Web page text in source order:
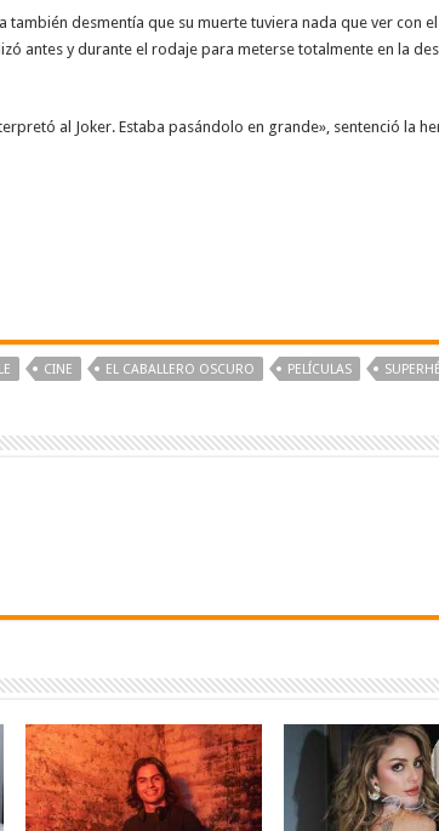
también desmentía que su muerte tuviera nada que ver con
antes y durante el rodaje para meterse totalmente en la
al Joker. Estaba pasándolo en grande», sentenció la
CINE EL CABALLERO OSCURO PELÍCULAS